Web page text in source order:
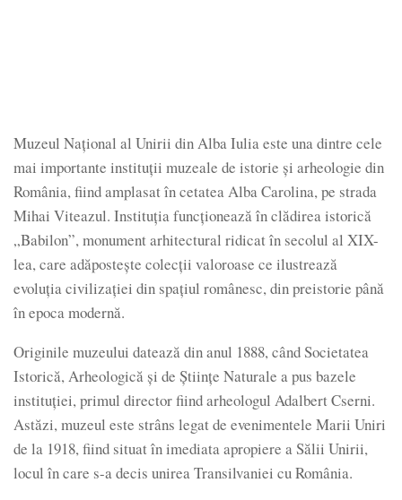
Muzeul Național al Unirii din Alba Iulia este una dintre cele
mai importante instituții muzeale de istorie și arheologie din
România, fiind amplasat în cetatea Alba Carolina, pe strada
Mihai Viteazul. Instituția funcționează în clădirea istorică
„Babilon”, monument arhitectural ridicat în secolul al XIX-
lea, care adăpostește colecții valoroase ce ilustrează
evoluția civilizației din spațiul românesc, din preistorie până
în epoca modernă.
Originile muzeului datează din anul 1888, când Societatea
Istorică, Arheologică și de Științe Naturale a pus bazele
instituției, primul director fiind arheologul Adalbert Cserni.
Astăzi, muzeul este strâns legat de evenimentele Marii Uniri
de la 1918, fiind situat în imediata apropiere a Sălii Unirii,
locul în care s-a decis unirea Transilvaniei cu România.